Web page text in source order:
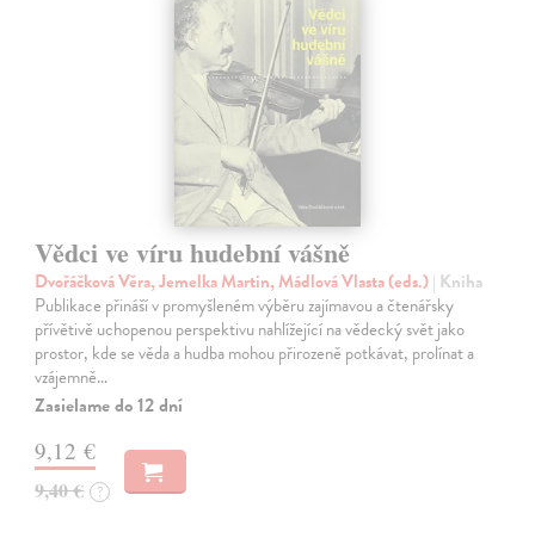
Vědci ve víru hudební vášně
Dvořáčková Věra, Jemelka Martin, Mádlová Vlasta (eds.)| Kniha
Publikace přináší v promyšleném výběru zajímavou a čtenářsky
přívětivě uchopenou perspektivu nahlížející na vědecký svět jako
prostor, kde se věda a hudba mohou přirozeně potkávat, prolínat a
vzájemně…
Zasielame do 12 dní
9,12 €
9,40 € ?